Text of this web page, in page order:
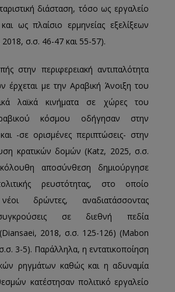
διάσταση, τόσο ως εργαλείο
ως πλαίσιο ερμηνείας εξελίξεων
σ.σ. 46-47 και 55-57).
στην περιφερειακή αντιπαλότητα
έρχεται με την Αραβική Άνοιξη του
λαϊκά κινήματα σε χώρες του
κόσμου οδήγησαν στην
-σε ορισμένες περιπτώσεις- στην
κρατικών δομών (Katz, 2025, σ.σ.
αποσύνθεση δημιούργησε
ρευστότητας, στο οποίο
δρώντες, αναδιατάσσοντας
σε διεθνή πεδία
2018, σ.σ. 125-126) (Mabon
3-5). Παράλληλα, η εντατικοποίηση
ρηγμάτων καθώς και η αδυναμία
κατέστησαν πολιτικό εργαλείο